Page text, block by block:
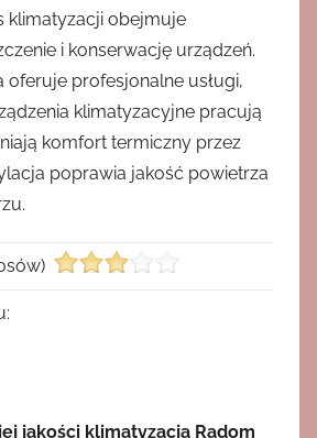
klimatyzacji obejmuje
i konserwację urządzeń.
oferuje profesjonalne usługi,
klimatyzacyjne pracują
komfort termiczny przez
poprawia jakość powietrza
jakości klimatyzacja Radom